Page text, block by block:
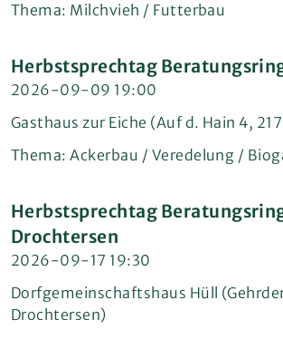
Thema: Milchvieh / Futterbau
Herbstsprechtag
2026-09-09 19:00
Gasthaus zur Eiche (Auf d. Hain 4,
Thema: Ackerbau / Veredelung /
Herbstsprechtag
Drochtersen
2026-09-17 19:30
Dorfgemeinschaftshaus Hüll
Drochtersen)